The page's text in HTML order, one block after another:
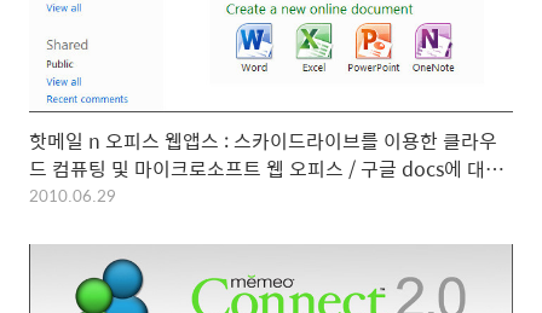
핫메일 n 오피스 웹앱스 : 스카이드라이브를 이용한 클라우
드 컴퓨팅 및 마이크로소프트 웹 오피스 / 구글 docs에 대한
마소의 대답
2010.06.29